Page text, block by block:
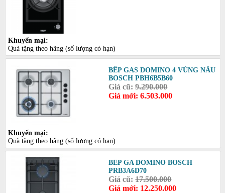
Khuyến mại:
Quà tặng theo hãng (số lượng có hạn)
BẾP GAS DOMINO 4 VÙNG NẤU
BOSCH PBH6B5B60
Giá cũ:9.290.000
Giá mới: 6.503.000
Khuyến mại:
Quà tặng theo hãng (số lượng có hạn)
BẾP GA DOMINO BOSCH
PRB3A6D70
Giá cũ:17.500.000
Giá mới: 12.250.000